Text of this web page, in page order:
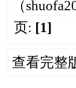
（
页: [1]
查看完整